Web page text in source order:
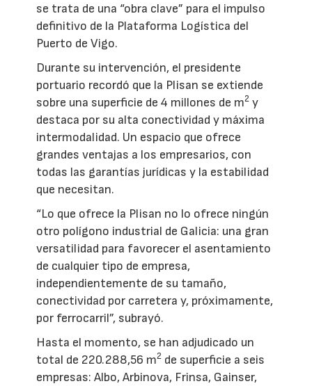
se trata de una “obra clave” para el impulso
definitivo de la Plataforma Logística del
Puerto de Vigo.
Durante su intervención, el presidente
portuario recordó que la Plisan se extiende
sobre una superficie de 4 millones de m2 y
destaca por su alta conectividad y máxima
intermodalidad. Un espacio que ofrece
grandes ventajas a los empresarios, con
todas las garantías jurídicas y la estabilidad
que necesitan.
“Lo que ofrece la Plisan no lo ofrece ningún
otro polígono industrial de Galicia: una gran
versatilidad para favorecer el asentamiento
de cualquier tipo de empresa,
independientemente de su tamaño,
conectividad por carretera y, próximamente,
por ferrocarril”, subrayó.
Hasta el momento, se han adjudicado un
total de 220.288,56 m2 de superficie a seis
empresas: Albo, Arbinova, Frinsa, Gainser,